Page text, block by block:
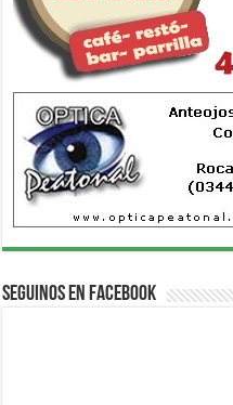
Seguinos en Facebook